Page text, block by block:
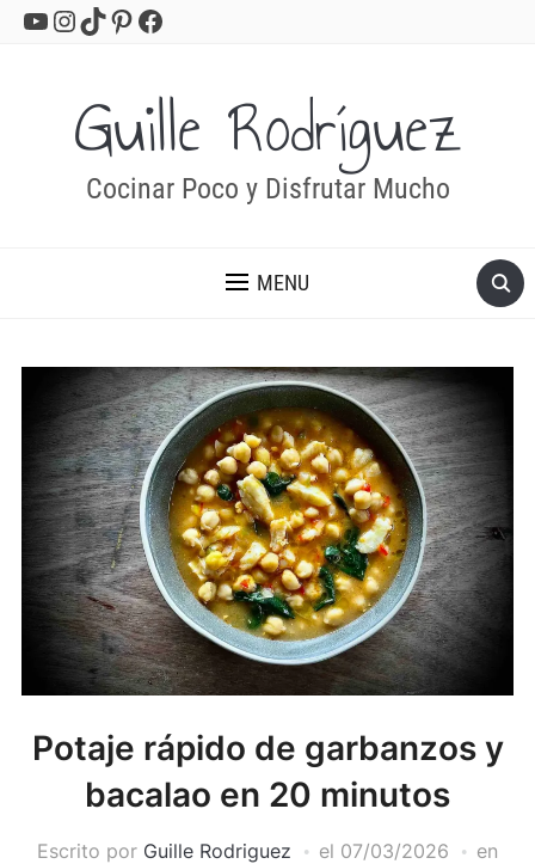
YouTube
Instagram
TikTok
Pinterest
Facebook
Guille Rodríguez
Cocinar Poco y Disfrutar Mucho
MENU
Potaje rápido de garbanzos y
bacalao en 20 minutos
Escrito por Guille Rodriguez el 07/03/2026
en